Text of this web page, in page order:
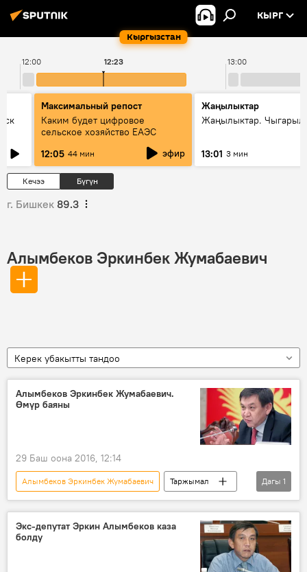
Кыргызстан
КЫРГ
12:00 13:00
12:23
Максимальный репост
Каким будет цифровое
сельское хозяйство ЕАЭС
12:05 44 мин эфир
Жаңылыктар
Жаңылыктар.
13:01 3 мин
Кечээ Бүгүн
г. Бишкек 89.3
Алымбеков Эркинбек Жумабаевич
Керек убакытты тандоо
Алымбеков Эркинбек Жумабаевич.
Өмүр баяны
29 Баш оона 2016, 12:14
Алымбеков Эркинбек Жумабаевич
Таржымал
депутат
Дагы 1
Экс-депутат Эркин Алымбеков каза
болду